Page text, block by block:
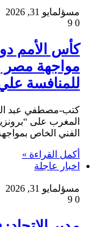
مسؤلمايو 31, 2026
0
مواجهة مصر
للمنافسة
كتب-مصطفي عبد
المغرب على
الفني الخاص
أكمل القراءة »
اخبار عاجلة
مسؤلمايو 31, 2026
0